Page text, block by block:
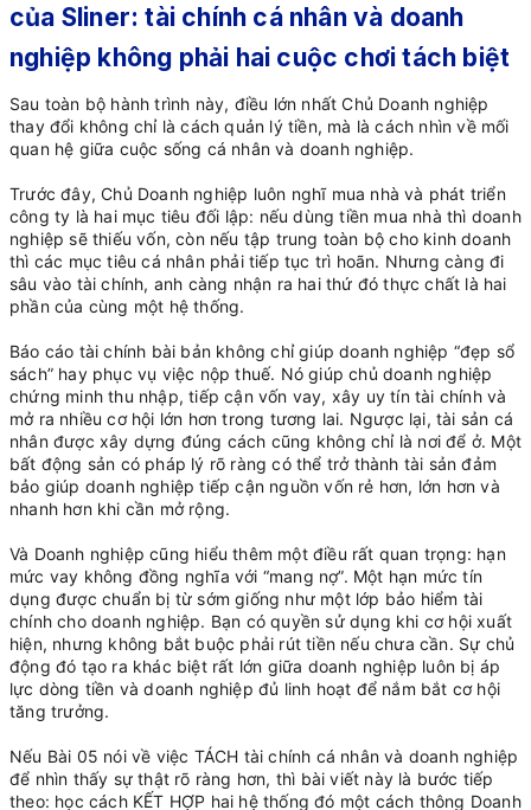
của Sliner: tài chính cá nhân và doanh
nghiệp không phải hai cuộc chơi tách biệt
Sau toàn bộ hành trình này, điều lớn nhất Chủ Doanh nghiệp
thay đổi không chỉ là cách quản lý tiền, mà là cách nhìn về mối
quan hệ giữa cuộc sống cá nhân và doanh nghiệp.
Trước đây, Chủ Doanh nghiệp luôn nghĩ mua nhà và phát triển
công ty là hai mục tiêu đối lập: nếu dùng tiền mua nhà thì doanh
nghiệp sẽ thiếu vốn, còn nếu tập trung toàn bộ cho kinh doanh
thì các mục tiêu cá nhân phải tiếp tục trì hoãn. Nhưng càng đi
sâu vào tài chính, anh càng nhận ra hai thứ đó thực chất là hai
phần của cùng một hệ thống.
Báo cáo tài chính bài bản không chỉ giúp doanh nghiệp “đẹp sổ
sách” hay phục vụ việc nộp thuế. Nó giúp chủ doanh nghiệp
chứng minh thu nhập, tiếp cận vốn vay, xây uy tín tài chính và
mở ra nhiều cơ hội lớn hơn trong tương lai. Ngược lại, tài sản cá
nhân được xây dựng đúng cách cũng không chỉ là nơi để ở. Một
bất động sản có pháp lý rõ ràng có thể trở thành tài sản đảm
bảo giúp doanh nghiệp tiếp cận nguồn vốn rẻ hơn, lớn hơn và
nhanh hơn khi cần mở rộng.
Và Doanh nghiệp cũng hiểu thêm một điều rất quan trọng: hạn
mức vay không đồng nghĩa với “mang nợ”. Một hạn mức tín
dụng được chuẩn bị từ sớm giống như một lớp bảo hiểm tài
chính cho doanh nghiệp. Bạn có quyền sử dụng khi cơ hội xuất
hiện, nhưng không bắt buộc phải rút tiền nếu chưa cần. Sự chủ
động đó tạo ra khác biệt rất lớn giữa doanh nghiệp luôn bị áp
lực dòng tiền và doanh nghiệp đủ linh hoạt để nắm bắt cơ hội
tăng trưởng.
Nếu Bài 05 nói về việc TÁCH tài chính cá nhân và doanh nghiệp
để nhìn thấy sự thật rõ ràng hơn, thì bài viết này là bước tiếp
theo: học cách KẾT HỢP hai hệ thống đó một cách thông Doanh